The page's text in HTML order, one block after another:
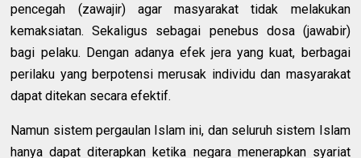
pencegah (zawajir) agar masyarakat tidak melakukan
kemaksiatan. Sekaligus sebagai penebus dosa (jawabir)
bagi pelaku. Dengan adanya efek jera yang kuat, berbagai
perilaku yang berpotensi merusak individu dan masyarakat
dapat ditekan secara efektif.
Namun sistem pergaulan Islam ini, dan seluruh sistem Islam
hanya dapat diterapkan ketika negara menerapkan syariat